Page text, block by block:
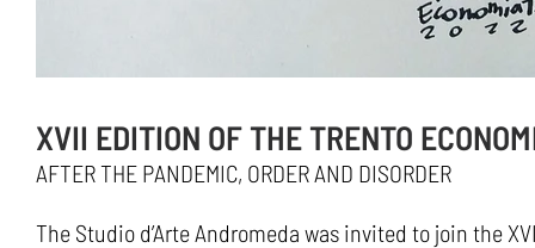
XVII EDITION OF THE TRENTO
AFTER THE PANDEMIC, ORDER AND DISORDER
The Studio d’Arte Andromeda was invited to join the